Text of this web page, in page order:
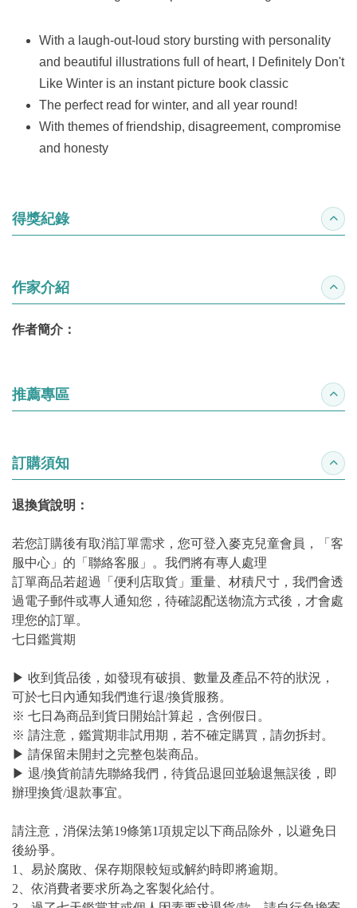
With a laugh-out-loud story bursting with personality
and beautiful illustrations full of heart, I Definitely Don't
Like Winter is an instant picture book classic
The perfect read for winter, and all year round!
With themes of friendship, disagreement, compromise
and honesty
得獎紀錄 收合
作家介紹 收合
作者簡介：
推薦專區 收合
訂購須知 收合
退換貨說明：
若您訂購後有取消訂單需求，您可登入麥克兒童會員，「客
服中心」的「聯絡客服」。我們將有專人處理
訂單商品若超過「便利店取貨」重量、材積尺寸，我們會透
過電子郵件或專人通知您，待確認配送物流方式後，才會處
理您的訂單。
七日鑑賞期
▶ 收到貨品後，如發現有破損、數量及產品不符的狀況，
可於七日內通知我們進行退/換貨服務。
※ 七日為商品到貨日開始計算起，含例假日。
※ 請注意，鑑賞期非試用期，若不確定購買，請勿拆封。
▶ 請保留未開封之完整包裝商品。
▶ 退/換貨前請先聯絡我們，待貨品退回並驗退無誤後，即
辦理換貨/退款事宜。
請注意，消保法第19條第1項規定以下商品除外，以避免日
後紛爭。
1、易於腐敗、保存期限較短或解約時即將逾期。
2、依消費者要求所為之客製化給付。